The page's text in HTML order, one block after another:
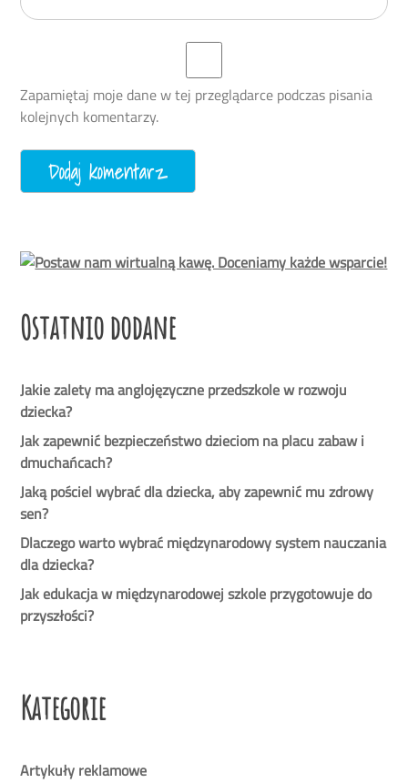
Zapamiętaj moje dane w tej przeglądarce podczas pisania
kolejnych komentarzy.
Ostatnio dodane
Jakie zalety ma anglojęzyczne przedszkole w rozwoju
dziecka?
Jak zapewnić bezpieczeństwo dzieciom na placu zabaw i
dmuchańcach?
Jaką pościel wybrać dla dziecka, aby zapewnić mu zdrowy
sen?
Dlaczego warto wybrać międzynarodowy system nauczania
dla dziecka?
Jak edukacja w międzynarodowej szkole przygotowuje do
przyszłości?
Kategorie
Artykuły reklamowe